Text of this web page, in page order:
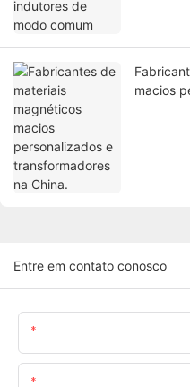
macios
Entre em contato conosco